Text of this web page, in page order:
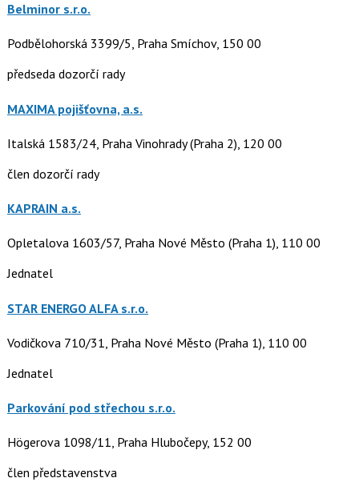
Belminor s.r.o.
Podbělohorská 3399/5, Praha Smíchov, 150 00
předseda dozorčí rady
MAXIMA pojišťovna, a.s.
Italská 1583/24, Praha Vinohrady (Praha 2), 120 00
člen dozorčí rady
KAPRAIN a.s.
Opletalova 1603/57, Praha Nové Město (Praha 1), 110 00
Jednatel
STAR ENERGO ALFA s.r.o.
Vodičkova 710/31, Praha Nové Město (Praha 1), 110 00
Jednatel
Parkování pod střechou s.r.o.
Högerova 1098/11, Praha Hlubočepy, 152 00
člen představenstva